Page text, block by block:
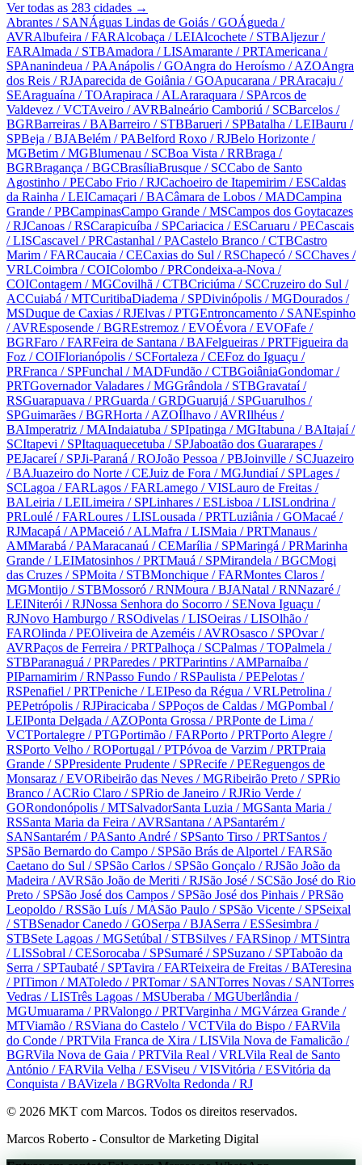
Ver todas as 283 cidades →
Abrantes / SANÁguas Lindas de Goiás / GOÁgueda /
AVRAlbufeira / FARAlcobaça / LEIAlcochete / STBAljezur/
FARAlmada / STBAmadora / LISAmarante / PRTAmericana /
SPAnanindeua / PAAnápolis / GOAngra do Heroísmo / AZOAngra
dos Reis / RJAparecida de Goiânia / GOApucarana / PRAracaju /
SEAraguaína / TOArapiraca / ALAraraquara / SPArcos de
Valdevez / VCTAveiro / AVRBalneário Camboriú / SCBarcelos /
BGRBarreiras / BABarreiro / STBBarueri / SPBatalha / LEIBauru /
SPBeja / BJABelém / PABelford Roxo / RJBelo Horizonte /
MGBetim / MGBlumenau / SCBoa Vista / RRBraga /
BGRBragança / BGCBrasíliaBrusque / SCCabo de Santo
Agostinho / PECabo Frio / RJCachoeiro de Itapemirim / ESCaldas
da Rainha / LEICamaçari / BACâmara de Lobos / MADCampina
Grande / PBCampinasCampo Grande / MSCampos dos Goytacazes
/ RJCanoas / RSCarapicuíba / SPCariacica / ESCaruaru / PECascais
/ LISCascavel / PRCastanhal / PACastelo Branco / CTBCastro
Marim / FARCaucaia / CECaxias do Sul / RSChapecó / SCChaves /
VRLCoimbra / COIColombo / PRCondeixa-a-Nova /
COIContagem / MGCovilhã / CTBCriciúma / SCCruzeiro do Sul /
ACCuiabá / MTCuritibaDiadema / SPDivinópolis / MGDourados /
MSDuque de Caxias / RJElvas / PTGEntroncamento / SANEspinho
/ AVREsposende / BGREstremoz / EVOÉvora / EVOFafe /
BGRFaro / FARFeira de Santana / BAFelgueiras / PRTFigueira da
Foz / COIFlorianópolis / SCFortaleza / CEFoz do Iguaçu /
PRFranca / SPFunchal / MADFundão / CTBGoiâniaGondomar/
PRTGovernador Valadares / MGGrândola / STBGravataí/
RSGuarapuava / PRGuarda / GRDGuarujá / SPGuarulhos /
SPGuimarães / BGRHorta / AZOÍlhavo / AVRIlhéus /
BAImperatriz / MAIndaiatuba / SPIpatinga / MGItabuna / BAItajaí/
SCItapevi / SPItaquaquecetuba / SPJaboatão dos Guararapes /
PEJacareí/ SPJi-Paraná / ROJoão Pessoa / PBJoinville / SCJuazeiro
/ BAJuazeiro do Norte / CEJuiz de Fora / MGJundiaí/ SPLages /
SCLagoa / FARLagos / FARLamego / VISLauro de Freitas /
BALeiria / LEILimeira / SPLinhares / ESLisboa / LISLondrina /
PRLoulé / FARLoures / LISLousada / PRTLuziânia / GOMacaé /
RJMacapá / APMaceió / ALMafra / LISMaia / PRTManaus /
AMMarabá / PAMaracanaú / CEMarília / SPMaringá / PRMarinha
Grande / LEIMatosinhos / PRTMauá / SPMirandela / BGCMogi
das Cruzes / SPMoita / STBMonchique / FARMontes Claros /
MGMontijo / STBMossoró / RNMoura / BJANatal / RNNazaré /
LEINiterói / RJNossa Senhora do Socorro / SENova Iguaçu /
RJNovo Hamburgo / RSOdivelas / LISOeiras / LISOlhão /
FAROlinda / PEOliveira de Azeméis / AVROsasco / SPOvar/
AVRPaços de Ferreira / PRTPalhoça / SCPalmas / TOPalmela /
STBParanaguá / PRParedes / PRTParintins / AMParnaíba /
PIParnamirim / RNPasso Fundo / RSPaulista / PEPelotas /
RSPenafiel / PRTPeniche / LEIPeso da Régua / VRLPetrolina /
PEPetrópolis / RJPiracicaba / SPPoços de Caldas / MGPombal /
LEIPonta Delgada / AZOPonta Grossa / PRPonte de Lima /
VCTPortalegre / PTGPortimão / FARPorto / PRTPorto Alegre /
RSPorto Velho / ROPortugal / PTPóvoa de Varzim / PRTPraia
Grande / SPPresidente Prudente / SPRecife / PEReguengos de
Monsaraz / EVORibeirão das Neves / MGRibeirão Preto / SPRio
Branco / ACRio Claro / SPRio de Janeiro / RJRio Verde /
GORondonópolis / MTSalvadorSanta Luzia / MGSanta Maria /
RSSanta Maria da Feira / AVRSantana / APSantarém /
SANSantarém / PASanto André / SPSanto Tirso / PRTSantos /
SPSão Bernardo do Campo / SPSão Brás de Alportel / FARSão
Caetano do Sul / SPSão Carlos / SPSão Gonçalo / RJSão João da
Madeira / AVRSão João de Meriti / RJSão José / SCSão José do Rio
Preto / SPSão José dos Campos / SPSão José dos Pinhais / PRSão
Leopoldo / RSSão Luís / MASão Paulo / SPSão Vicente / SPSeixal
/ STBSenador Canedo / GOSerpa / BJASerra / ESSesimbra /
STBSete Lagoas / MGSetúbal / STBSilves / FARSinop / MTSintra
/ LISSobral / CESorocaba / SPSumaré / SPSuzano / SPTaboão da
Serra / SPTaubaté / SPTavira / FARTeixeira de Freitas / BATeresina
/ PITimon / MAToledo / PRTomar/ SANTorres Novas / SANTorres
Vedras / LISTrês Lagoas / MSUberaba / MGUberlândia /
MGUmuarama / PRValongo / PRTVarginha / MGVárzea Grande /
MTViamão / RSViana do Castelo / VCTVila do Bispo / FARVila
do Conde / PRTVila Franca de Xira / LISVila Nova de Famalicão /
BGRVila Nova de Gaia / PRTVila Real / VRLVila Real de Santo
António / FARVila Velha / ESViseu / VISVitória / ESVitória da
Conquista / BAVizela / BGRVolta Redonda / RJ
© 2026 MKT com Marcos. Todos os direitos reservados.
Marcos Roberto - Consultor de Marketing Digital